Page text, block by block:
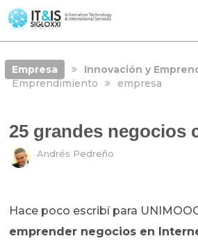
Empresa
Innovación y
Emprendimiento
empresa
25 grandes negocios
Andrés Pedreño
Hace poco escribí para
emprender negocios en